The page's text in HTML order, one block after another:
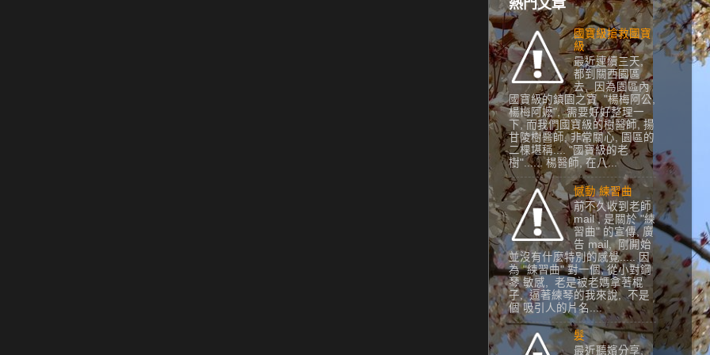
國寶級搶救國寶
級
最近連續三天,
都到關西園區
去, 因為園區內
國寶級的鎮園之寶 "楊梅阿公,
楊梅阿嬷", 需要好好整理一
下, 而我們國寶級的樹醫師, 揚
甘陵樹醫師, 非常關心, 園區的
二棵堪稱.... "國寶級的老
樹"...... 楊醫師, 在八...
憾動 練習曲
前不久收到老師
mail , 是關於 "練
習曲" 的宣傳, 廣
告 mail, 剛開始
並沒有什麼特別的感覺..... 因
為 "練習曲" 對一個, 從小對鋼
琴 敏感, 老是被老媽拿著棍
子, 逼著練琴的我來說, 不是
個 吸引人的片名....
髮
最近聽嬪分享,